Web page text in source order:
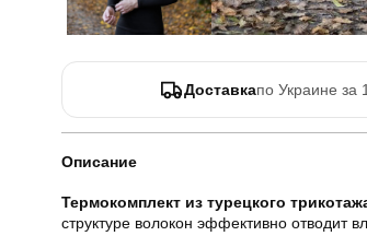
Доставкапо Украине за
Описание
Термокомплект из турецкого
структуре волокон эффективно отводит